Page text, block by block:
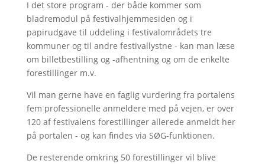
I det store program - der både kommer som
bladremodul på festivalhjemmesiden og i
papirudgave til uddeling i festivalområdets tre
kommuner og til andre festivallystne - kan man læse
om billetbestilling og -afhentning og om de enkelte
forestillinger m.v.
Vil man gerne have en faglig vurdering fra portalens
fem professionelle anmeldere med på vejen, er over
120 af festivalens forestillinger allerede anmeldt her
på portalen - og kan findes via SØG-funktionen.
De resterende omkring 50 forestillinger vil blive